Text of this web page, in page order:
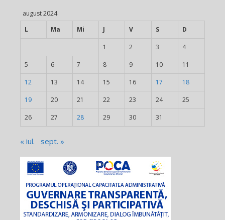
august 2024
L
Ma Mi J V S D
1 2 3 4
5 6 7 8 9 10 11
12 13 14 15 16 17 18
19 20 21 22 23 24 25
26 27 28 29 30 31
« iul. sept. »